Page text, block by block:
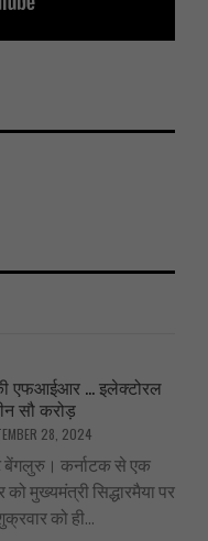
एफआईआर … इलेक्टोरल
सौ करोड़
28, 2024
बेंगलुरु। कर्नाटक से एक
मुख्यमंत्री सिद्धारमैया पर
को ही...